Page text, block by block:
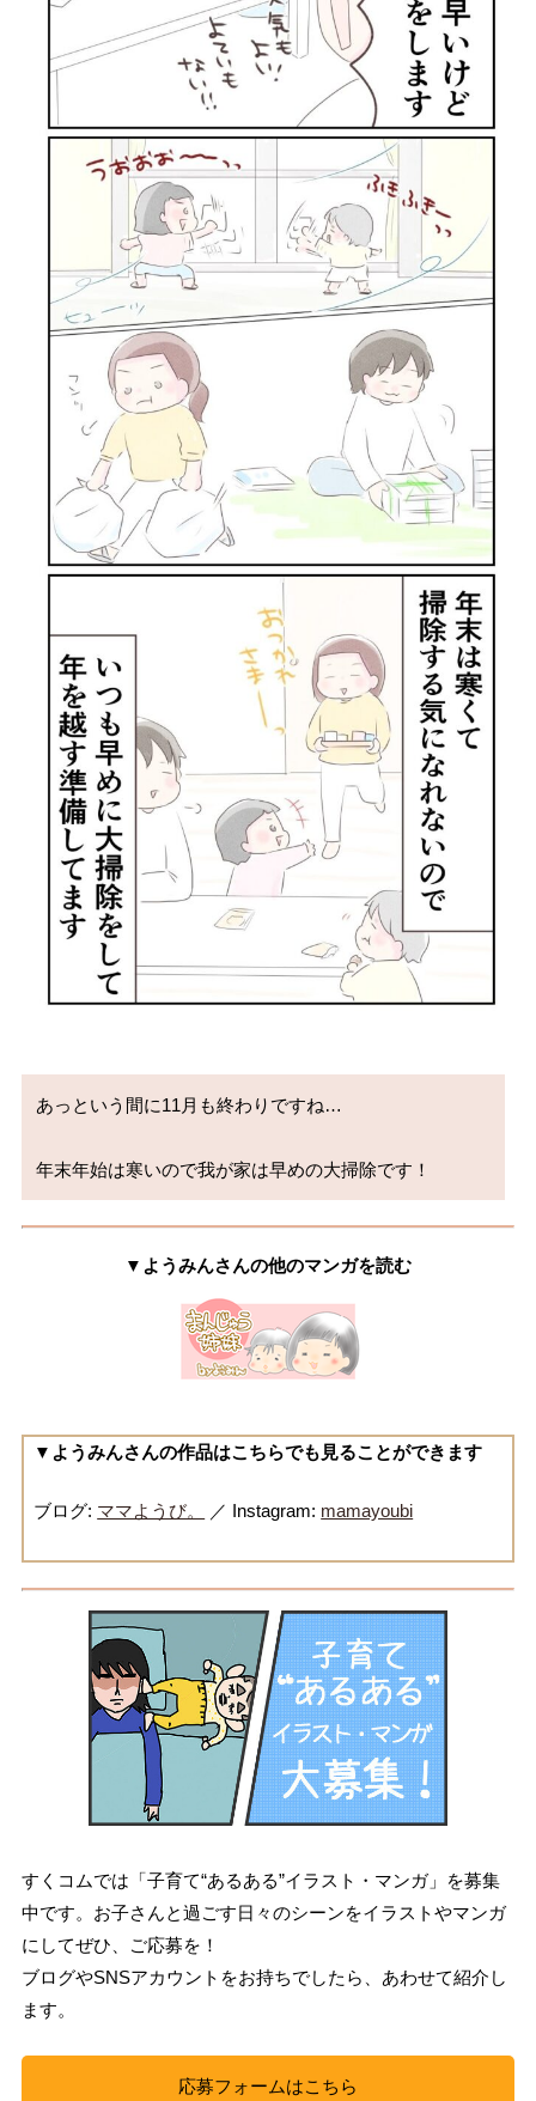
あっという間に11月も終わりですね…
年末年始は寒いので我が家は早めの大掃除です！
▼ようみんさんの他のマンガを読む
▼ようみんさんの作品はこちらでも見ることができます
ブログ: ママようび。 ／ Instagram: mamayoubi
すくコムでは「子育て“あるある”イラスト・マンガ」を募集
中です。お子さんと過ごす日々のシーンをイラストやマンガ
にしてぜひ、ご応募を！
ブログやSNSアカウントをお持ちでしたら、あわせて紹介し
ます。
応募フォームはこちら